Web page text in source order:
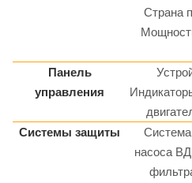
Страна
Панель
управления
Системы защиты
Система
насоса